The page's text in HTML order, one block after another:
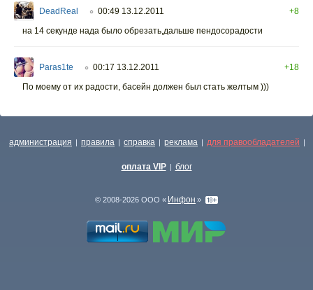
DeadReal ○ 00:49 13.12.2011
+8
на 14 секунде нада было обрезать,дальше пендосорадости
Paras1te ○ 00:17 13.12.2011
+18
По моему от их радости, басейн должен был стать желтым )))
администрация | правила | справка | реклама | для правообладателей |
оплата VIP | блог
© 2008-2026 ООО « Инфон »